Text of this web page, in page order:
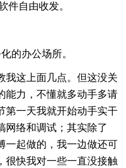
件自由收发。
的办公场所。
我这上面几点。但这没关
能力，不懂就多动手多请
第一天我就开始动手实干
网络和调试；其实除了
一起做的，我一边做还可
很快我对一些一直没接触